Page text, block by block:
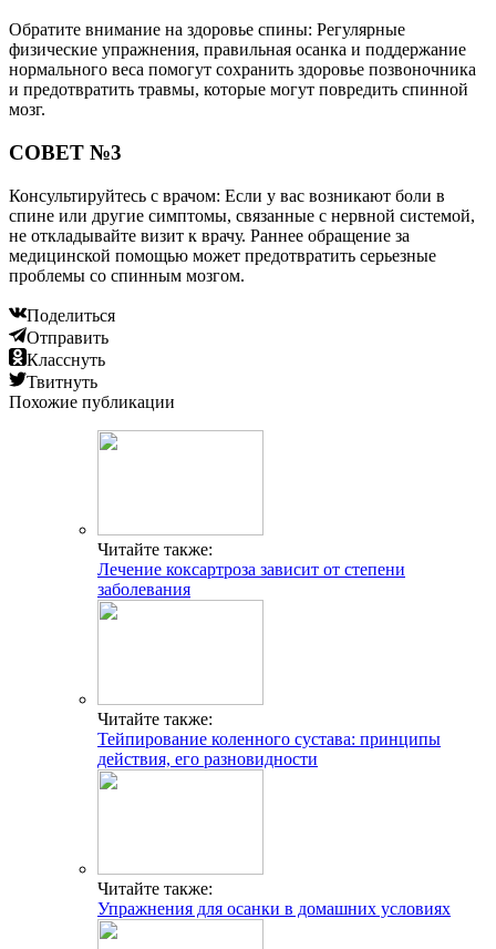
Обратите внимание на здоровье спины: Регулярные
физические упражнения, правильная осанка и поддержание
нормального веса помогут сохранить здоровье позвоночника
и предотвратить травмы, которые могут повредить спинной
мозг.
СОВЕТ №3
Консультируйтесь с врачом: Если у вас возникают боли в
спине или другие симптомы, связанные с нервной системой,
не откладывайте визит к врачу. Раннее обращение за
медицинской помощью может предотвратить серьезные
проблемы со спинным мозгом.
Поделиться
Отправить
Класснуть
Твитнуть
Похожие публикации
Читайте также:
Лечение коксартроза зависит от степени
заболевания
Читайте также:
Тейпирование коленного сустава: принципы
действия, его разновидности
Читайте также:
Упражнения для осанки в домашних условиях